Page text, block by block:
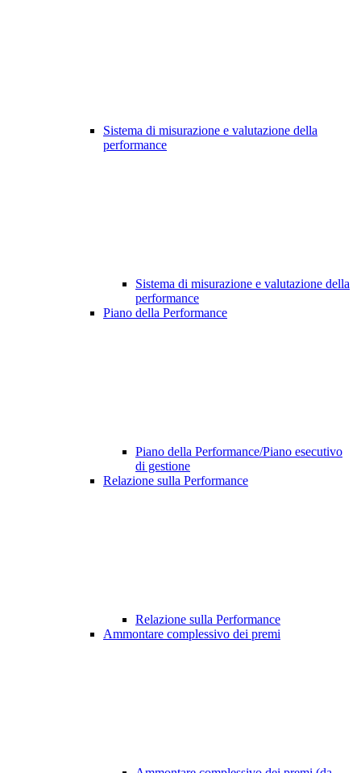
Sistema di misurazione e valutazione della
performance
Sistema di misurazione e valutazione della
performance
Piano della Performance
Piano della Performance/Piano esecutivo
di gestione
Relazione sulla Performance
Relazione sulla Performance
Ammontare complessivo dei premi